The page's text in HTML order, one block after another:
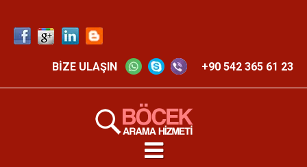
BİZE ULAŞIN +90 542 365 61 23